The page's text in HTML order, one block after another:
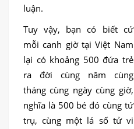
luận.
Tuy vậy, bạn có biết cứ
mỗi canh giờ tại Việt Nam
lại có khoảng 500 đứa trẻ
ra đời cùng năm cùng
tháng cùng ngày cùng giờ,
nghĩa là 500 bé đó cùng tứ
trụ, cùng một lá số tử vi